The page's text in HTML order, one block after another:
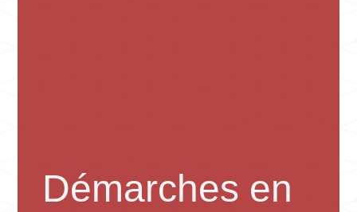
Démarches en